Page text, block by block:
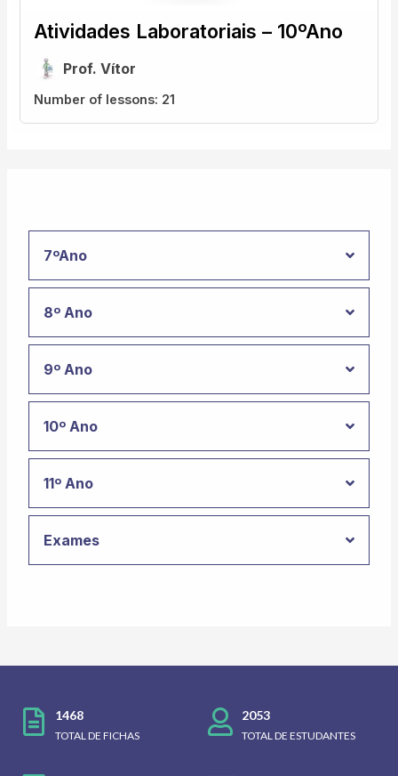
7ºAno
8º Ano
9º Ano
10º Ano
11º Ano
Exames
Atividades Laboratoriais – 10ºAno
Prof. Vítor
Number of lessons: 21
1468
TOTAL DE FICHAS
2053
TOTAL DE ESTUDANTES